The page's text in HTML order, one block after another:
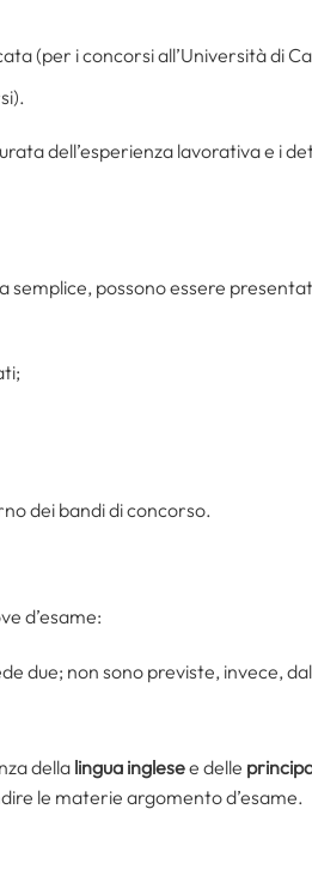
(per i concorsi all’Università di
dell’esperienza lavorativa e i
semplice, possono essere
dei bandi di concorso.
d’esame:
due; non sono previste, invece,
della lingua inglesee delle
le materie argomento d’esame.